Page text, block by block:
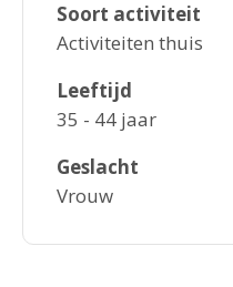
Soort activiteit
Activiteiten thuis
Leeftijd
35 - 44 jaar
Geslacht
Vrouw